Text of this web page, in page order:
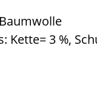
Kette= 3 %,